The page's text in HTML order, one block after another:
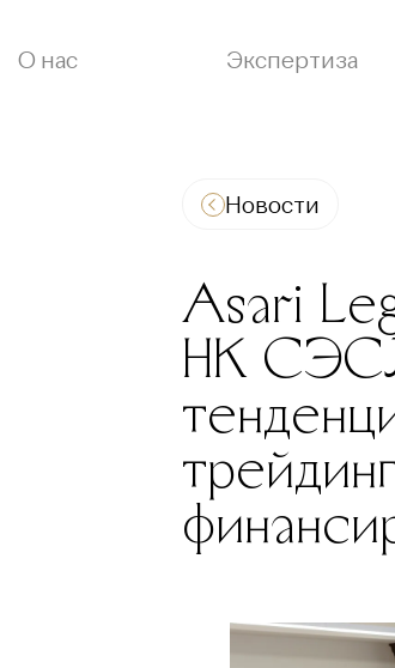
О нас Экспертиза
Новости
Asari
НК